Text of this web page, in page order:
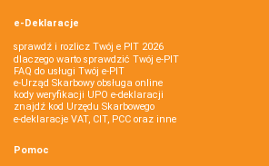
e-Deklaracje
sprawdź i rozlicz Twój e PIT 2026
dlaczego warto sprawdzić Twój e-PIT
FAQ do usługi Twój e-PIT
e-Urząd Skarbowy obsługa online
kody weryfikacji UPO e-deklaracji
znajdź kod Urzędu Skarbowego
e-deklaracje VAT, CIT, PCC oraz inne
Pomoc